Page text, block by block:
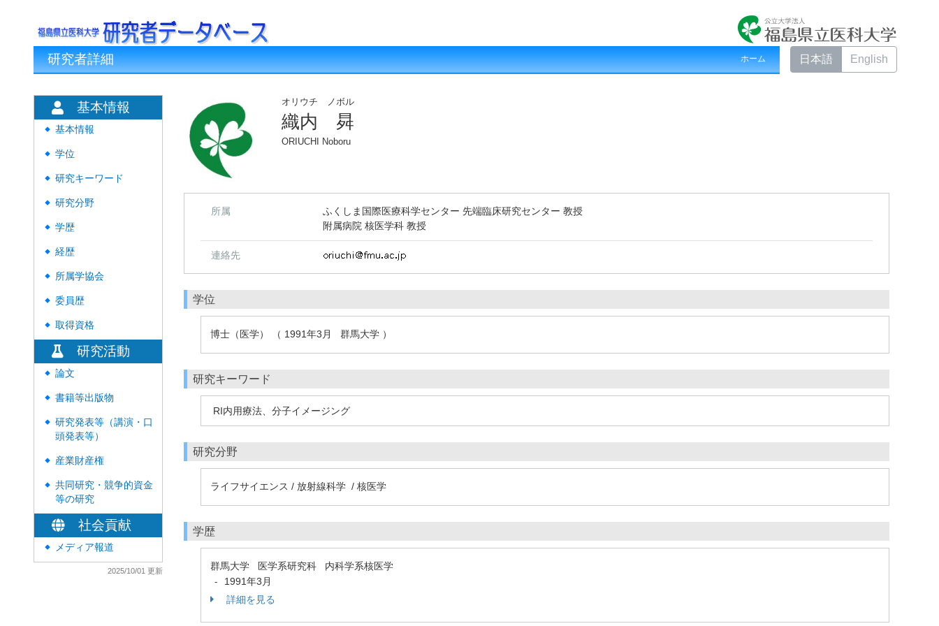
研究者詳細 ホーム 日本語 English
基本情報
◆ 基本情報
◆ 学位
◆ 研究キーワード
◆ 研究分野
◆ 学歴
◆ 経歴
◆ 所属学協会
◆ 委員歴
◆ 取得資格
研究活動
◆ 論文
◆ 書籍等出版物
◆
研究発表等（講演・口
頭発表等）
◆ 産業財産権
◆
共同研究・競争的資金
等の研究
社会貢献
◆ メディア報道
2025/10/01 更新
オリウチ ノボル
織内 曻
ORIUCHI Noboru
所属
ふくしま国際医療科学センター 先端臨床研究センター 教授
附属病院 核医学科 教授
連絡先
学位
博士（医学） （ 1991年3月 群馬大学 ）
研究キーワード
RI内用療法、分子イメージング
研究分野
ライフサイエンス / 放射線科学 / 核医学
学歴
群馬大学 医学系研究科 内科学系核医学
-
1991年3月
詳細を見る